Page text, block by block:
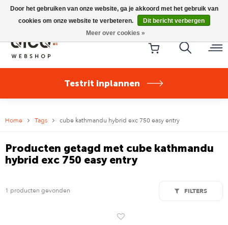
Riese & Müller Nevo5 Silent Core nu direct uit voorraad
leverbaar!
Testrit inplannen
Home Tags cube kathmandu hybrid exc 750 easy entry
Producten getagd met cube kathmandu
hybrid exc 750 easy entry
1 producten gevonden FILTERS
Door het gebruiken van onze website, ga je akkoord met het gebruik van
cookies om onze website te verbeteren.
Dit bericht verbergen
Meer over cookies »